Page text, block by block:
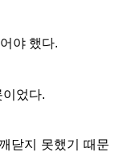
야 했다.
었다.
닫지 못했기 때문